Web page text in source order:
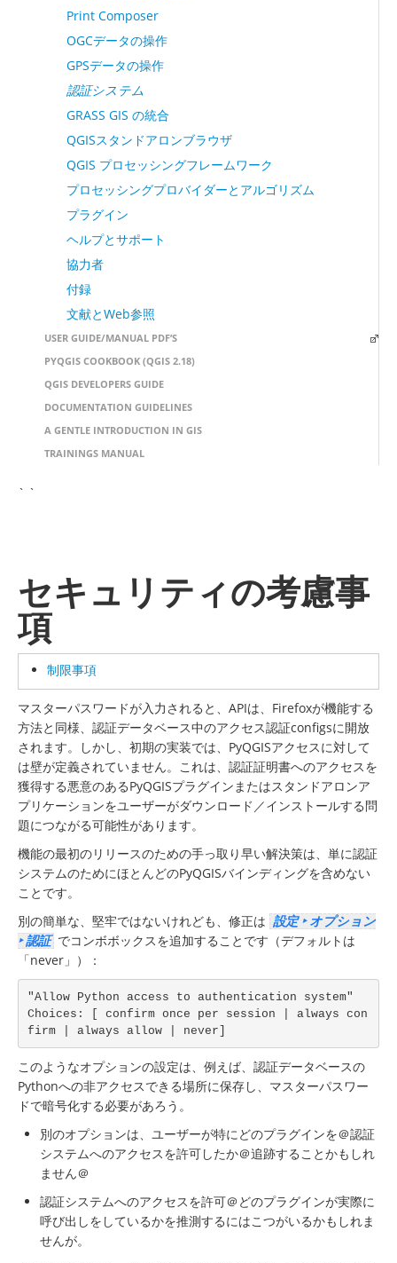
Print Composer
OGCデータの操作
GPSデータの操作
認証システム
GRASS GIS の統合
QGISスタンドアロンブラウザ
QGIS プロセッシングフレームワーク
プロセッシングプロバイダーとアルゴリズム
プラグイン
ヘルプとサポート
協力者
付録
文献とWeb参照
USER GUIDE/MANUAL PDF’S
PYQGIS COOKBOOK (QGIS 2.18)
QGIS DEVELOPERS GUIDE
DOCUMENTATION GUIDELINES
A GENTLE INTRODUCTION IN GIS
TRAININGS MANUAL
` `
セキュリティの考慮事
項
制限事項
マスターパスワードが入力されると、APIは、Firefoxが機能する
方法と同様、認証データベース中のアクセス認証configsに開放
されます。しかし、初期の実装では、PyQGISアクセスに対して
は壁が定義されていません。これは、認証証明書へのアクセスを
獲得する悪意のあるPyQGISプラグインまたはスタンドアロンア
プリケーションをユーザーがダウンロード／インストールする問
題につながる可能性があります。
機能の最初のリリースのための手っ取り早い解決策は、単に認証
システムのためにほとんどのPyQGISバインディングを含めない
ことです。
別の簡単な、堅牢ではないけれども、修正は 設定 ‣ オプション
‣ 認証 でコンボボックスを追加することです（デフォルトは
「never」）：
"Allow Python access to authentication system"
Choices: [ confirm once per session | always con
firm | always allow | never]
このようなオプションの設定は、例えば、認証データベースの
Pythonへの非アクセスできる場所に保存し、マスターパスワー
ドで暗号化する必要があろう。
別のオプションは、ユーザーが特にどのプラ​​グインを＠認証
システムへのアクセスを許可したか＠追跡することかもしれ
ません＠
認証システムへのアクセスを許可＠どのプラ​​グインが実際に
呼び出しをしているかを推測するにはこつがいるかもしれま
せんが。